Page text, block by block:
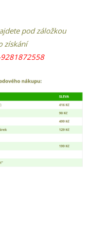
pod záložkou
získání